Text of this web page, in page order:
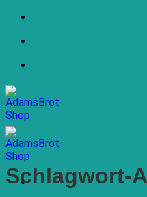
Zum
springen
Schlagwort-